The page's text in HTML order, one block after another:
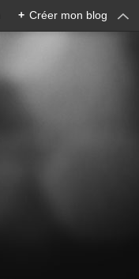
+ Créer mon blog